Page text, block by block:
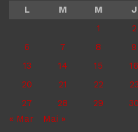
L
M M J
1
2
6
7 8 9
13
14 15 16
20
21 22 23
27
28 29
30
« Mar
Mai »